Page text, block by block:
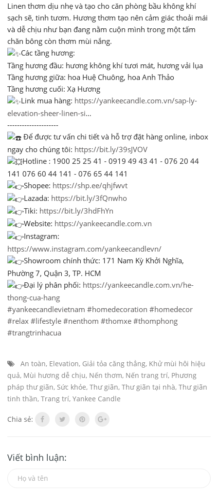
Linen thơm dịu nhẹ và tạo cho căn phòng bầu không khí
sạch sẽ, tinh tươm. Hương thơm tạo nên cảm giác thoải mái
và dễ chịu như bạn đang nằm cuộn mình trong một tấm
chăn bông còn thơm mùi nắng.
Các tầng hương:
Tầng hương đầu: hương không khí tươi mát, hương vải lụa
Tầng hương giữa: hoa Huệ Chuông, hoa Anh Thảo
Tầng hương cuối: Xạ Hương
Link mua hàng: https://yankeecandle.com.vn/sap-ly-
elevation-sheer-linen-si…
---------------------
Để được tư vấn chi tiết và hỗ trợ đặt hàng online, inbox
ngay cho chúng tôi: https://bit.ly/39sJVOV
Hotline : 1900 25 25 41 - 0919 49 43 41 - 076 20 44
141 076 60 44 141 - 076 65 44 141
Shopee: https://shp.ee/qhjfwvt
Lazada: https://bit.ly/3fQnwho
Tiki: https://bit.ly/3hdFhYn
Website: https://yankeecandle.com.vn
Instagram:
https://www.instagram.com/yankeecandlevn/
Showroom chính thức: 171 Nam Kỳ Khởi Nghĩa,
Phường 7, Quận 3, TP. HCM
Đại lý phân phối: https://yankeecandle.com.vn/he-
thong-cua-hang
#yankeecandlevietnam #homedecoration #homedecor
#relax #lifestyle #nenthom #thomxe #thomphong
#trangtrinhacua
An toàn, Elevation, Giải tỏa căng thẳng, Khử mùi hôi hiệu
quả, Mùi hương dễ chịu, Nến thơm, Nến trang trí, Phương
pháp thư giãn, Sức khỏe, Thư giãn, Thư giãn tại nhà, Thư giãn
tinh thần, Trang trí, Yankee Candle
Chia sẻ:
Viết bình luận: